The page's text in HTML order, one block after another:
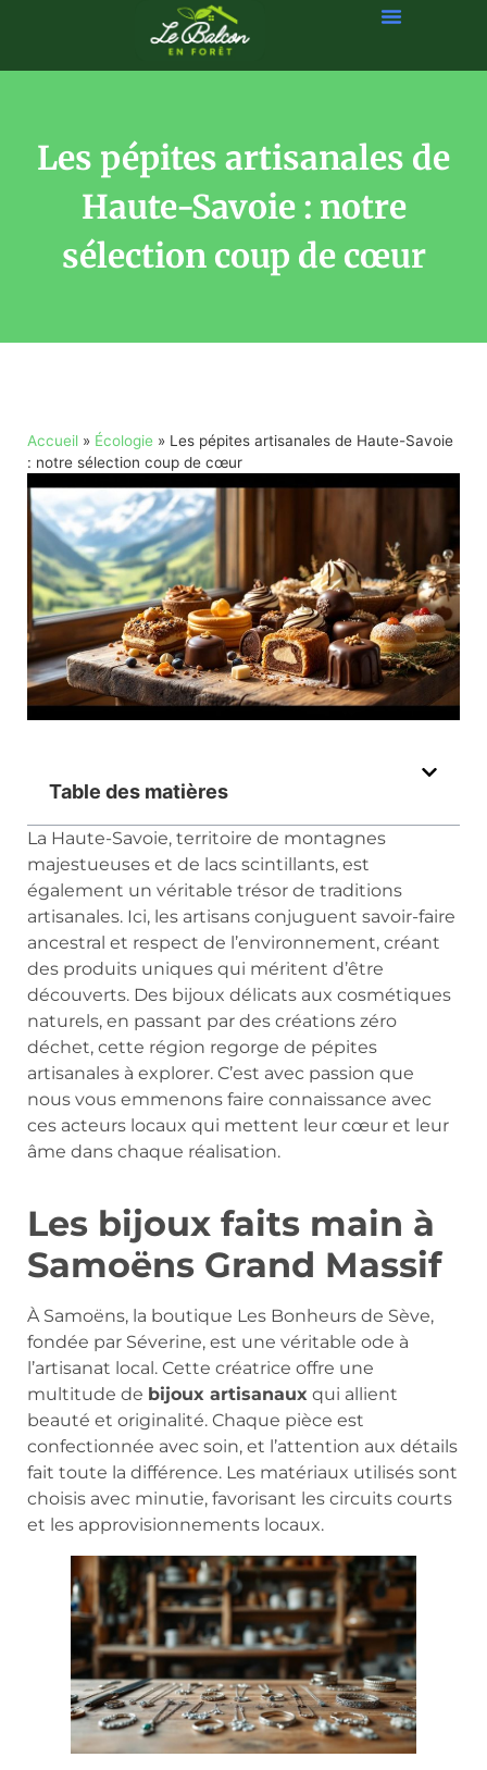
Les pépites artisanales de
Haute-Savoie : notre
sélection coup de cœur
Accueil » Écologie » Les pépites artisanales de Haute-Savoie
: notre sélection coup de cœur
Table des matières
La Haute-Savoie, territoire de montagnes
majestueuses et de lacs scintillants, est
également un véritable trésor de traditions
artisanales. Ici, les artisans conjuguent savoir-faire
ancestral et respect de l’environnement, créant
des produits uniques qui méritent d’être
découverts. Des bijoux délicats aux cosmétiques
naturels, en passant par des créations zéro
déchet, cette région regorge de pépites
artisanales à explorer. C’est avec passion que
nous vous emmenons faire connaissance avec
ces acteurs locaux qui mettent leur cœur et leur
âme dans chaque réalisation.
Les bijoux faits main à
Samoëns Grand Massif
À Samoëns, la boutique Les Bonheurs de Sève,
fondée par Séverine, est une véritable ode à
l’artisanat local. Cette créatrice offre une
multitude de bijoux artisanaux qui allient
beauté et originalité. Chaque pièce est
confectionnée avec soin, et l’attention aux détails
fait toute la différence. Les matériaux utilisés sont
choisis avec minutie, favorisant les circuits courts
et les approvisionnements locaux.